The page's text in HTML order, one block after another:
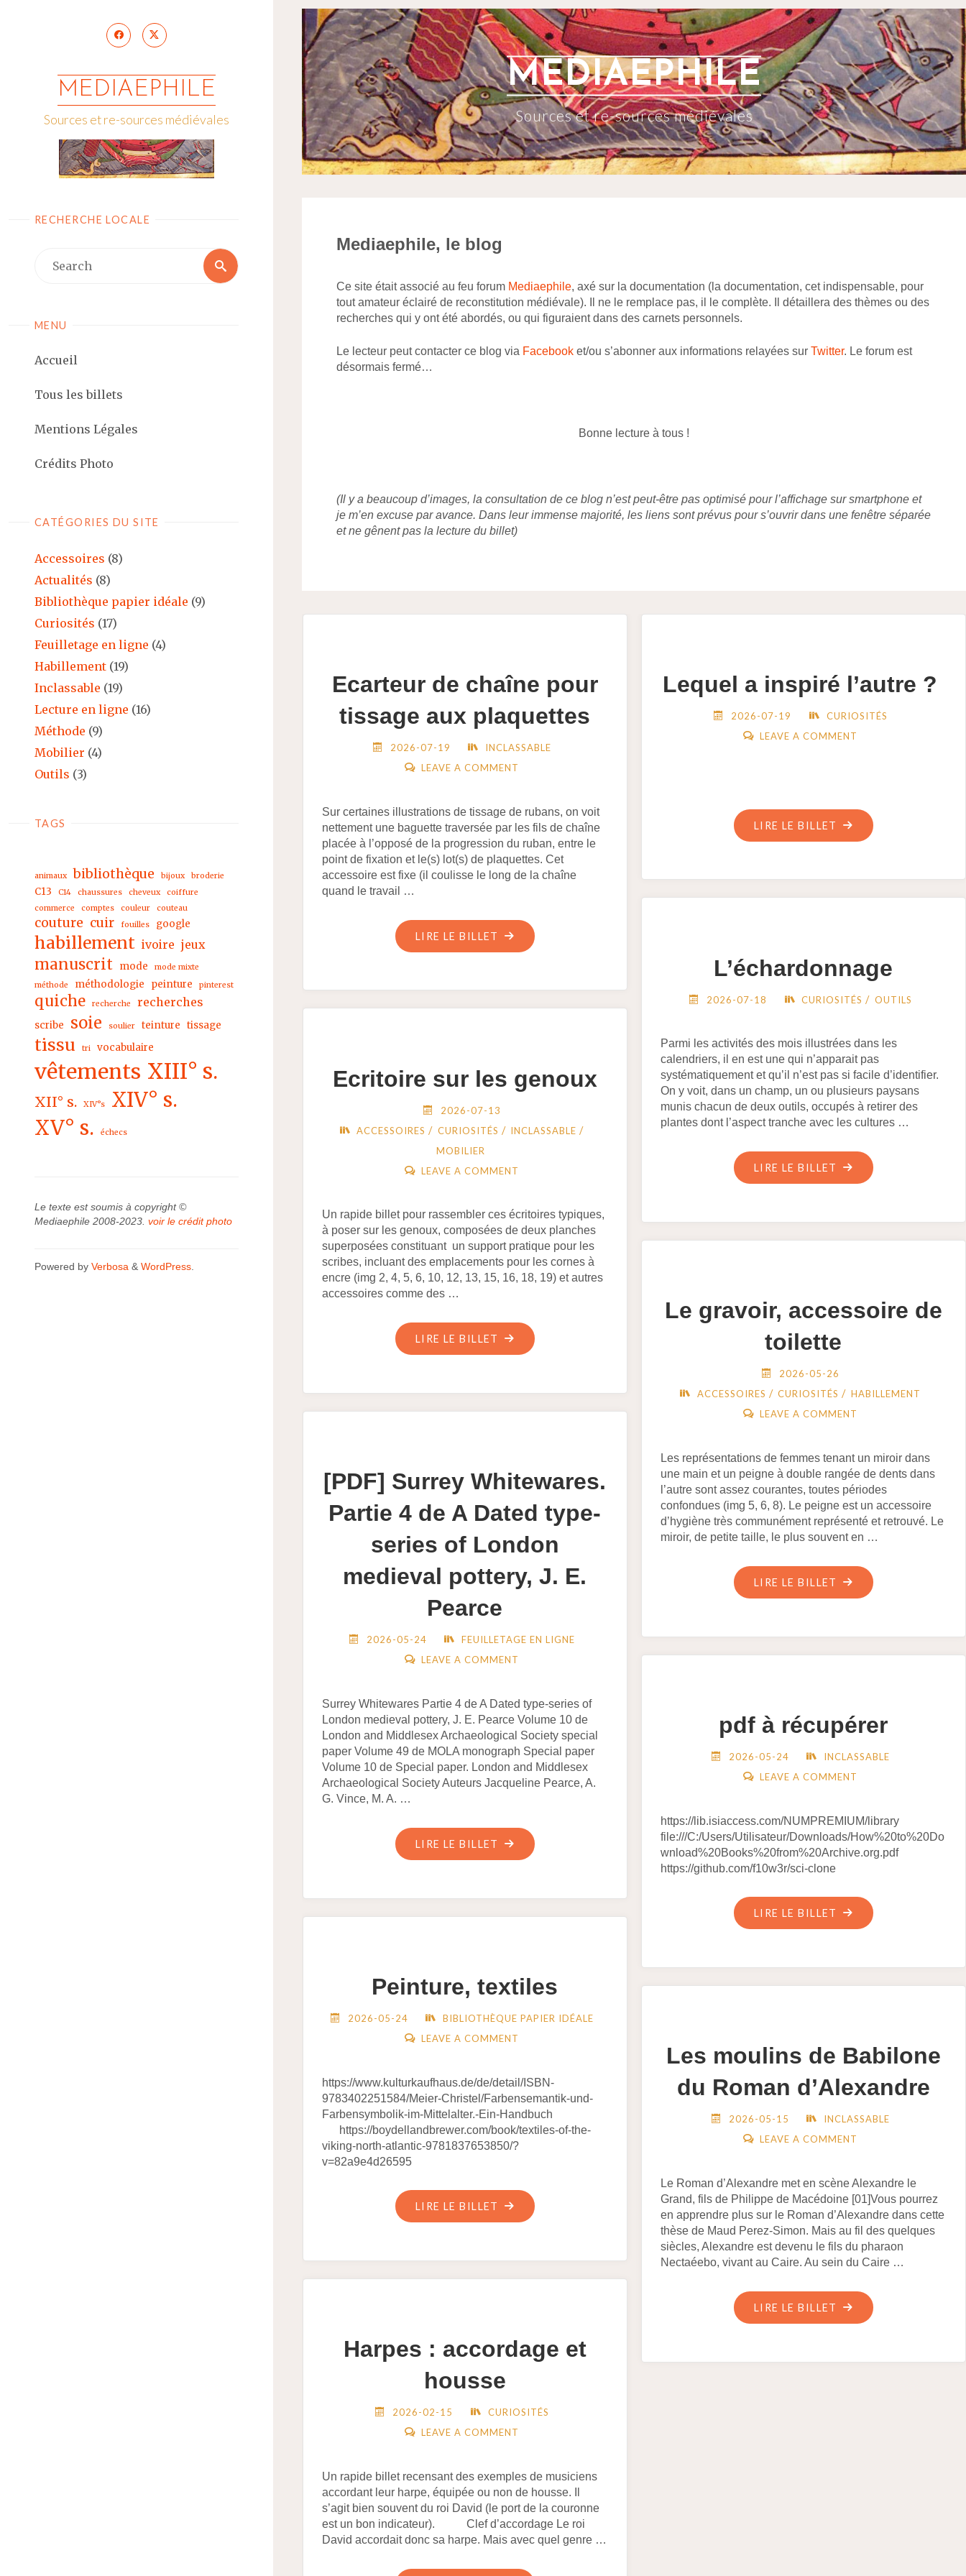
MEDIAEPHILE
Sources et re-sources médiévales
RECHERCHE LOCALE
for:
Search
MENU
Accueil
Tous les billets
Mentions Légales
Crédits Photo
CATÉGORIES DU SITE
Accessoires (8)
Actualités (8)
Bibliothèque papier idéale (9)
Curiosités (17)
Feuilletage en ligne (4)
Habillement (19)
Inclassable (19)
Lecture en ligne (16)
Méthode (9)
Mobilier (4)
Outils (3)
TAGS
animaux bibliothèque bijoux broderie
C13 C14 chaussures cheveux
coiffure
commerce
comptes couleur couteau
couture cuir fouilles google
habillement ivoire jeux
manuscrit mode
mode mixte
méthode
méthodologie peinture pinterest
quiche recherche recherches
scribe soie soulier teinture tissage
tissu tri vocabulaire
vêtements XIII° s.
XII° s. XIV°s
XIV° s.
XV° s.
échecs
Le texte est soumis à copyright ©
Mediaephile 2008-2023. voir le crédit photo
Powered by Verbosa & WordPress
MEDIAEPHILE
Sources et re-sources médiévales
Mediaephile, le blog
Ce site était associé au feu forum Mediaephile, axé sur la documentation (la documentation, cet indispensable, pour
tout amateur éclairé de reconstitution médiévale). Il ne le remplace pas, il le complète. Il détaillera des thèmes ou des
recherches qui y ont été abordés, ou qui figuraient dans des carnets personnels.
Le lecteur peut contacter ce blog via Facebooket/ou s’abonner aux informations relayées surTwitter. Le forum est
désormais fermé…
Bonne lecture à tous !
(Il y a beaucoup d’images, la consultation de ce blog n’est peut-être pas optimisé pour l’affichage sur smartphone et
je m’en excuse par avance. Dans leur immense majorité, les liens sont prévus pour s’ouvrir dans une fenêtre séparée
et ne gênent pas la lecture du billet)
Ecarteur de chaîne pour
tissage aux plaquettes
2026-07-19
INCLASSABLE
LEAVE A COMMENT
Sur certaines illustrations de tissage de rubans, on voit
nettement une baguette traversée par les fils de chaîne
placée à l’opposé de la progression du ruban, entre le
point de fixation et le(s) lot(s) de plaquettes. Cet
accessoire est fixe (il coulisse le long de la chaîne
quand le travail …
LIRE LE BILLET
"ECARTEUR
DE
Lequel a inspiré l’autre ?
2026-07-19
CURIOSITÉS
LEAVE A COMMENT
LIRE LE BILLET
"LEQUEL
A
L’échardonnage
2026-07-18 CURIOSITÉS / OUTILS
Parmi les activités des mois illustrées dans les
calendriers, il en est une qui n’apparait pas
systématiquement et qu’il n’est pas si facile d’identifier.
On y voit, dans un champ, un ou plusieurs paysans
munis chacun de deux outils, occupés à retirer des
plantes dont l’aspect tranche avec les cultures …
LIRE LE BILLET "L’ÉCHARDONNAGE"
Ecritoire sur les genoux
2026-07-13
ACCESSOIRES / CURIOSITÉS / INCLASSABLE /
MOBILIER
LEAVE A COMMENT
Un rapide billet pour rassembler ces écritoires typiques,
à poser sur les genoux, composées de deux planches
superposées constituant un support pratique pour les
scribes, incluant des emplacements pour les cornes à
encre (img 2, 4, 5, 6, 10, 12, 13, 15, 16, 18, 19) et autres
accessoires comme des …
LIRE LE BILLET
"ECRITOIRE
SUR
Le gravoir, accessoire de
toilette
2026-05-26
ACCESSOIRES / CURIOSITÉS / HABILLEMENT
LEAVE A COMMENT
Les représentations de femmes tenant un miroir dans
une main et un peigne à double rangée de dents dans
l’autre sont assez courantes, toutes périodes
confondues (img 5, 6, 8). Le peigne est un accessoire
d’hygiène très communément représenté et retrouvé. Le
miroir, de petite taille, le plus souvent en …
LIRE LE BILLET
"LE
GRAVOIR,
[PDF] Surrey Whitewares.
Partie 4 de A Dated type-
series of London
medieval pottery, J. E.
Pearce
2026-05-24
FEUILLETAGE EN LIGNE
LEAVE A COMMENT
Surrey Whitewares Partie 4 de A Dated type-series of
London medieval pottery, J. E. Pearce Volume 10 de
London and Middlesex Archaeological Society special
paper Volume 49 de MOLA monograph Special paper
Volume 10 de Special paper. London and Middlesex
Archaeological Society Auteurs Jacqueline Pearce, A.
G. Vince, M. A. …
LIRE LE BILLET
[PDF]
A
TYPE-
SERIES
LONDON
MEDIEVAL
POTTERY,
J.
pdf à récupérer
2026-05-24
INCLASSABLE
LEAVE A COMMENT
https://lib.isiaccess.com/NUMPREMIUM/library
file:///C:/Users/Utilisateur/Downloads/How%20to%20Do
wnload%20Books%20from%20Archive.org.pdf
https://github.com/f10w3r/sci-clone
LIRE LE BILLET
"PDF
À
Peinture, textiles
2026-05-24
BIBLIOTHÈQUE PAPIER IDÉALE
LEAVE A COMMENT
https://www.kulturkaufhaus.de/de/detail/ISBN-
9783402251584/Meier-Christel/Farbensemantik-und-
Farbensymbolik-im-Mittelalter.-Ein-Handbuch
https://boydellandbrewer.com/book/textiles-of-the-
viking-north-atlantic-9781837653850/?
v=82a9e4d26595
LIRE LE BILLET
"PEINTURE,
TEXTILES"
Les moulins de Babilone
du Roman d’Alexandre
2026-05-15
INCLASSABLE
LEAVE A COMMENT
Le Roman d’Alexandre met en scène Alexandre le
Grand, fils de Philippe de Macédoine [01]Vous pourrez
en apprendre plus sur le Roman d’Alexandre dans cette
thèse de Maud Perez-Simon. Mais au fil des quelques
siècles, Alexandre est devenu le fils du pharaon
Nectaéebo, vivant au Caire. Au sein du Caire …
LIRE LE BILLET
"LES
MOULINS
Harpes : accordage et
housse
2026-02-15
CURIOSITÉS
LEAVE A COMMENT
Un rapide billet recensant des exemples de musiciens
accordant leur harpe, équipée ou non de housse. Il
s’agit bien souvent du roi David (le port de la couronne
est un bon indicateur). Clef d’accordage Le roi
David accordait donc sa harpe. Mais avec quel genre …